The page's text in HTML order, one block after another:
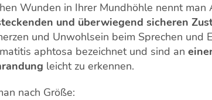
Wunden in Ihrer Mundhöhle nennt man
und überwiegend sicheren
und Unwohlsein beim Sprechen und
aphtosa bezeichnet und sind an
leicht zu erkennen.
nach Größe: